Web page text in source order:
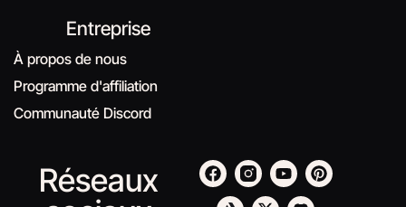
Réseaux
Entreprise
À propos de nous
Programme d'affiliation
Communauté Discord